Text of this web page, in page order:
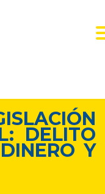
DELITO
Y